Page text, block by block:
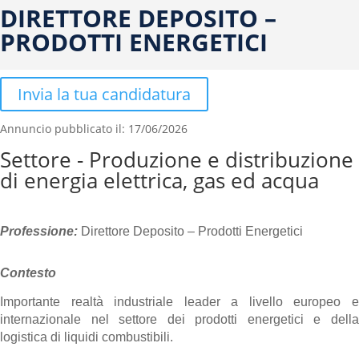
DIRETTORE DEPOSITO –
PRODOTTI ENERGETICI
Invia la tua candidatura
Annuncio pubblicato il: 17/06/2026
Settore - Produzione e distribuzione
di energia elettrica, gas ed acqua
Professione: Direttore Deposito – Prodotti Energetici
Contesto
Importante realtà industriale leader a livello europeo e
internazionale nel settore dei prodotti energetici e della
logistica di liquidi combustibili.